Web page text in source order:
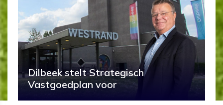
Dilbeek stelt Strategisch
Vastgoedplan voor